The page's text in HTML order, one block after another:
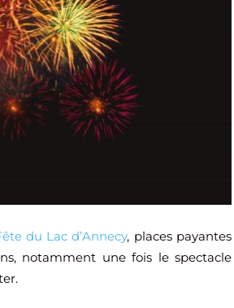
du Lac d’Annecy, places payantes
notamment une fois le spectacle